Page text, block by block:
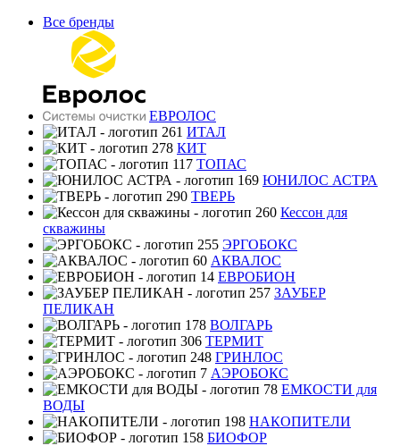
Все бренды
ЕВРОЛОС
ИТАЛ
КИТ
ТОПАС
ЮНИЛОС АСТРА
ТВЕРЬ
Кессон для
скважины
ЭРГОБОКС
АКВАЛОС
ЕВРОБИОН
ЗАУБЕР
ПЕЛИКАН
ВОЛГАРЬ
ТЕРМИТ
ГРИНЛОС
АЭРОБОКС
ЕМКОСТИ для
ВОДЫ
НАКОПИТЕЛИ
БИОФОР